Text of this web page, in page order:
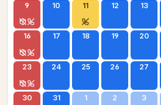
9 10 11 12 13
16 17 18 19 20
23 24 25 26 27
30 31 1 2 3